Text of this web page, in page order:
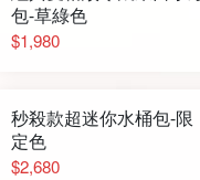
包-草綠色
$1,980
秒殺款超迷你水桶包-限
定色
$2,680